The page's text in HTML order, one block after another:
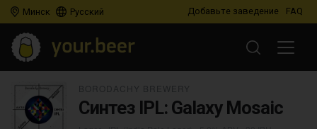
Минск Русский Добавьте заведение FAQ
Синтез IPL: Galaxy Mosaic